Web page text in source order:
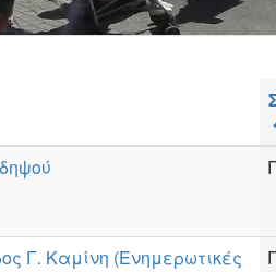
Γ. Καμίνη (Ενημερωτικές